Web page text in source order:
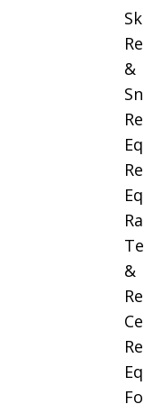
&
&